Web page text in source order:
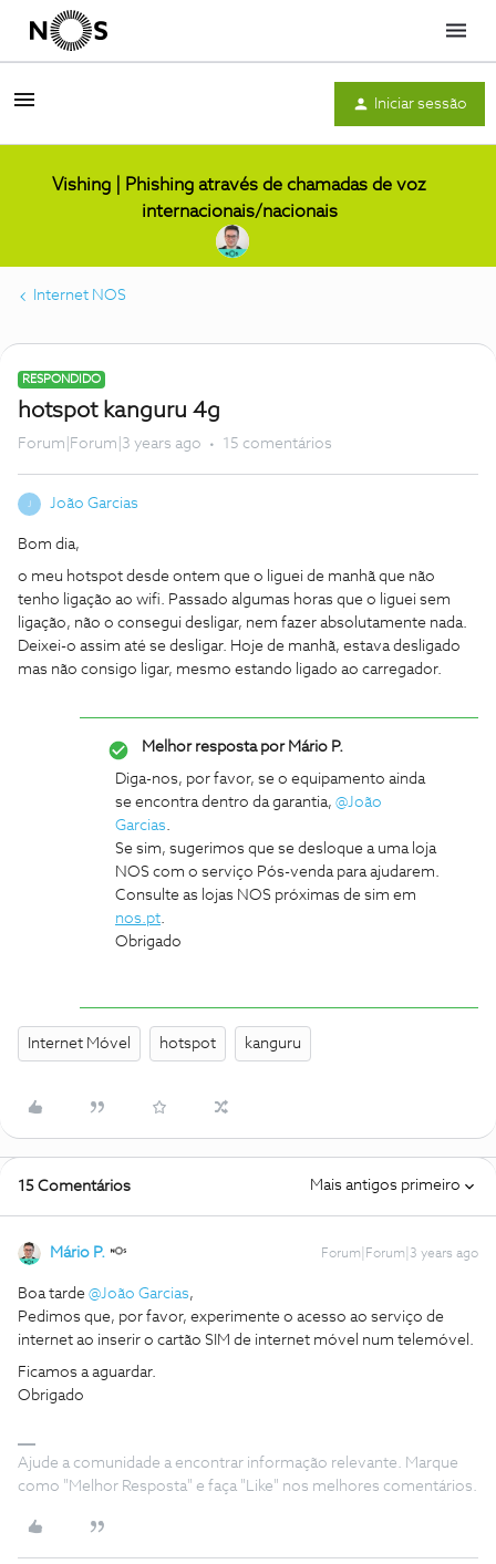
Menu
Iniciar sessão
Vishing | Phishing através de chamadas de voz
internacionais/nacionais
Internet NOS
RESPONDIDO
hotspot kanguru 4g
Forum|Forum|3 years ago 15 comentários
João Garcias
Bom dia,
o meu hotspot desde ontem que o liguei de manhã que não
tenho ligação ao wifi. Passado algumas horas que o liguei sem
ligação, não o consegui desligar, nem fazer absolutamente nada.
Deixei-o assim até se desligar. Hoje de manhã, estava desligado
mas não consigo ligar, mesmo estando ligado ao carregador.
Melhor resposta porMário P.
Diga-nos, por favor, se o equipamento ainda
se encontra dentro da garantia, @João
Garcias.
Se sim, sugerimos que se desloque a uma loja
NOS com o serviço Pós-venda para ajudarem.
Consulte as lojas NOS próximas de sim em
nos.pt.
Obrigado
Internet Móvel hotspot kanguru
15 Comentários Mais antigos primeiro
Mário P. Forum|Forum|3 years ago
Boa tarde @João Garcias,
Pedimos que, por favor, experimente o acesso ao serviço de
internet ao inserir o cartão SIM de internet móvel num telemóvel.
Ficamos a aguardar.
Obrigado
Ajude a comunidade a encontrar informação relevante. Marque
como "Melhor Resposta" e faça "Like" nos melhores comentários.